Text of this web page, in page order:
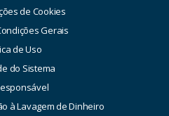
de Cookies
Gerais
de Uso
do Sistema
à Lavagem de Dinheiro